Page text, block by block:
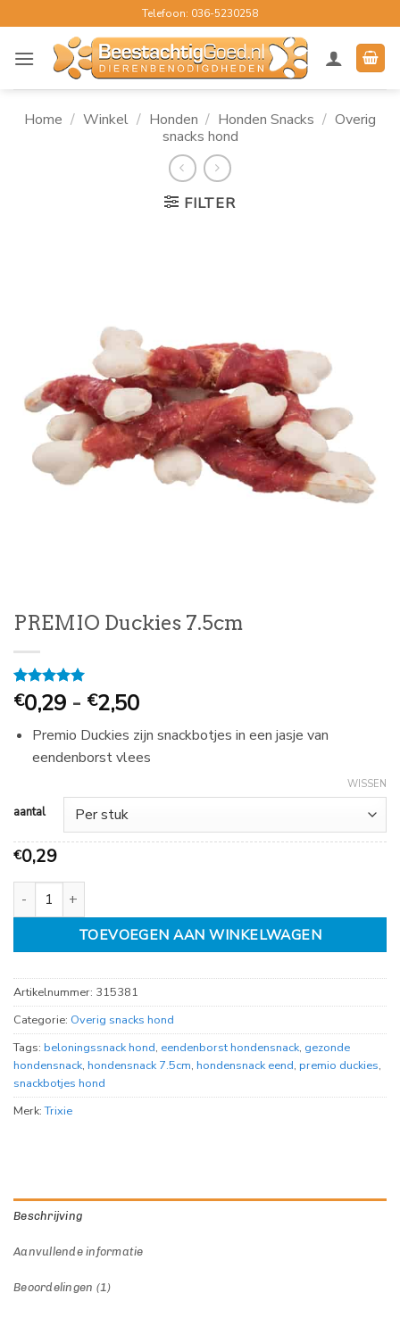
naar
inhoud
Telefoon: 036-5230258
Home / Winkel / Honden / Honden Snacks / Overig
snacks hond
FILTER
PREMIO Duckies 7.5cm
Gewaardeerd
5op 5
op
1
klantbeoordeling
€0,29 - €2,50Prijsklasse:
€
0,29
tot
Premio Duckies zijn snackbotjes in een jasje van
eendenborst vlees
aantal
WISSEN
€0,29
PREMIO Duckies 7.5cm aantal
TOEVOEGEN AAN WINKELWAGEN
Artikelnummer: 315381
Categorie: Overig snacks hond
Tags: beloningssnack hond, eendenborst hondensnack, gezonde
hondensnack, hondensnack 7.5cm, hondensnack eend, premio duckies,
snackbotjes hond
Merk:Trixie
Beschrijving
Aanvullende informatie
Beoordelingen (1)